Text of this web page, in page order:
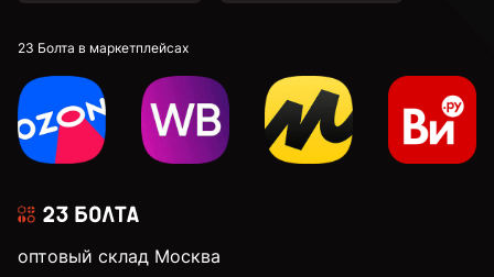
23 Болта в маркетплейсах
оптовый склад Москва